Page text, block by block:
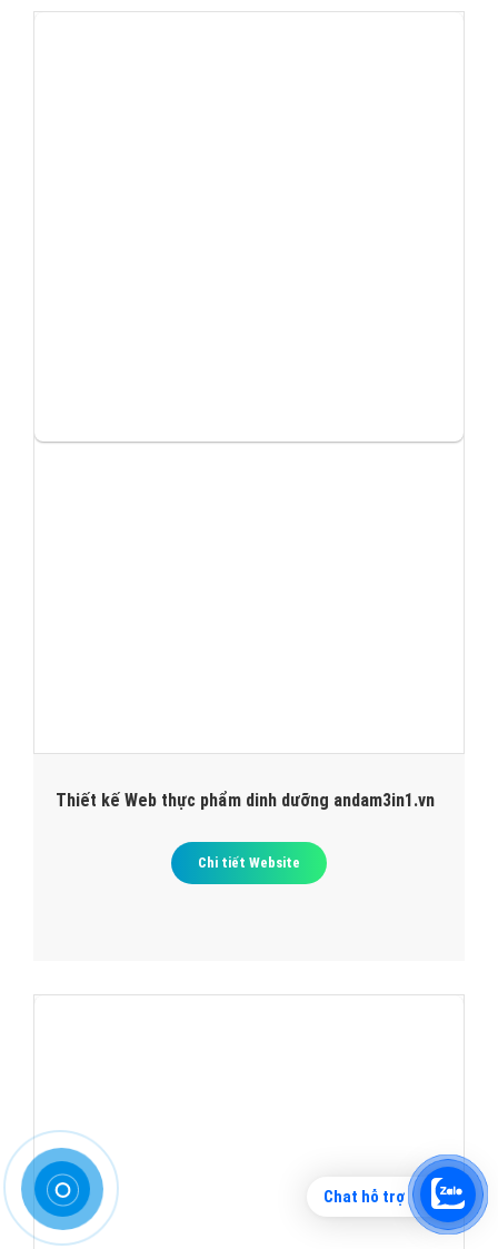
Thiết kế Web thực phẩm dinh dưỡng andam3in1.vn
Chi tiết Website
Chat hỗ trợ